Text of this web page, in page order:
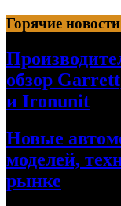
Перейти
к
содержимому
Горячие новости
обзор
и Ironunit
Новые
моделей,
рынке